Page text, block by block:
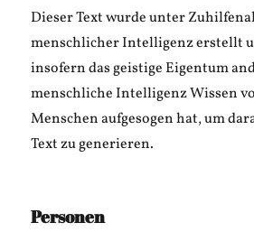
Dieser Text wurde unter
menschlicher Intelligenz erstellt
insofern das geistige Eigentum
menschliche Intelligenz Wissen
Menschen aufgesogen hat, um
Text zu generieren.
Personen